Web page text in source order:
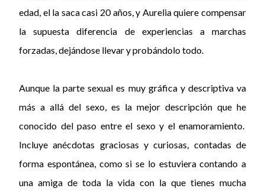
edad, el la saca casi 20 años, y Aurelia quiere compensar
la supuesta diferencia de experiencias a marchas
forzadas, dejándose llevar y probándolo todo.
Aunque la parte sexual es muy gráfica y descriptiva va
más a allá del sexo, es la mejor descripción que he
conocido del paso entre el sexo y el enamoramiento.
Incluye anécdotas graciosas y curiosas, contadas de
forma espontánea, como si se lo estuviera contando a
una amiga de toda la vida con la que tienes mucha